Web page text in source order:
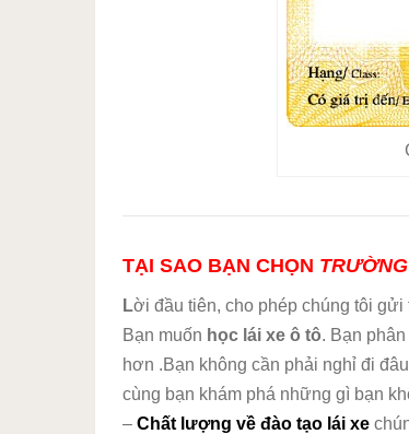
TẠI SAO BẠN CHỌN
Lời đầu tiên, cho phép chúng tôi
Bạn muốn học lái xe ô tô. Bạn
hơn .Bạn không cần phải nghỉ đi
cùng bạn khám phá những gì bạn
– Chất lượng về đào tạo lái xe